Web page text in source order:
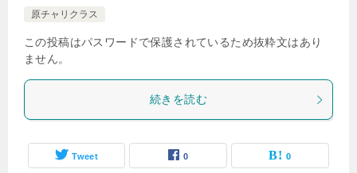
原チャリクラス
この投稿はパスワードで保護されているため抜粋文はあり
ません。
続きを読む
Tweet 0 0